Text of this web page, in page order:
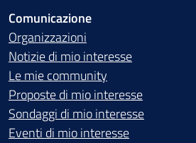
Comunicazione
Organizzazioni
Notizie di mio interesse
Le mie community
Proposte di mio interesse
Sondaggi di mio interesse
Eventi di mio interesse